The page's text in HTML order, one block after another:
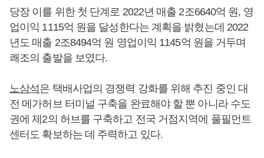
당장 이를 위한 첫 단계로 2022년 매출 2조6640억 원, 영
업이익 1115억 원을 달성한다는 계획을 밝혔는데 2022
년도 매출 2조8494억 원 영업이익 1145억 원을 거두며
쾌조의 출발을 보였다.
노삼석은 택배사업의 경쟁력 강화를 위해 추진 중인 대
전 메가허브 터미널 구축을 완료해야 할 뿐 아니라 수도
권에 제2의 허브를 구축하고 전국 거점지역에 풀필먼트
센터도 확보하는 데 주력하고 있다.